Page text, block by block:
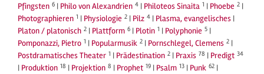
Pfingsten 6 | Philo von Alexandrien 4 | Philoteos Sinaita 1 | Phoebe 2 |
Photographieren 1 | Physiologie 2 | Pilz 4 | Plasma, evangelisches |
Platon / platonisch 2 | Plattform 6 | Plotin 1 | Polyphonie 5 |
Pomponazzi, Pietro 1 | Popularmusik 2 | Pornschlegel, Clemens 2 |
Postdramatisches Theater 1 | Prädestination 2 | Praxis 78 | Predigt 34
| Produktion 18 | Projektion 8 | Prophet 19 | Psalm 13 | Punk 62 |